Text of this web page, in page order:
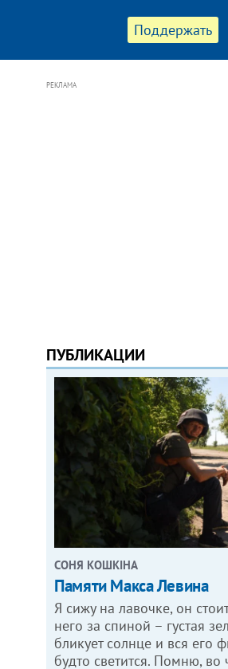
Поддержать
РЕКЛАМА
ПУБЛИКАЦИИ
СОНЯ КОШКІНА
Памяти Макса Левина
Я сижу на лавочке, он
него за спиной – густая
бликует солнце и вся его
будто светится. Помню, во